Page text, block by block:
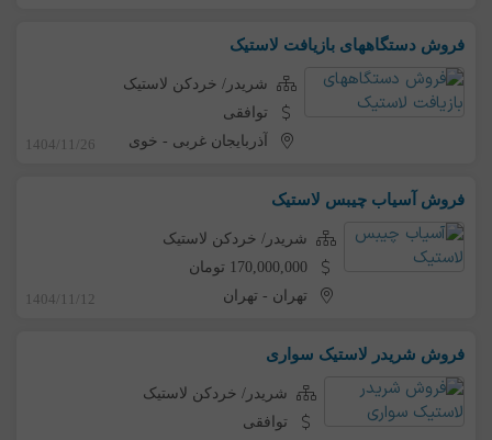
فروش دستگاههای بازیافت لاستیک
شریدر/ خردکن لاستیک
توافقی
آذربایجان غربی - خوی 1404/11/26
فروش آسیاب چیبس لاستیک
شریدر/ خردکن لاستیک
170,000,000 تومان
تهران - تهران 1404/11/12
فروش شریدر لاستیک سواری
شریدر/ خردکن لاستیک
توافقی